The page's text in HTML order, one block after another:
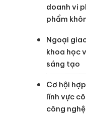
doanh vi
phẩm
Ngoại
khoa học
sáng tạo
Cơ hội
lĩnh vực
công